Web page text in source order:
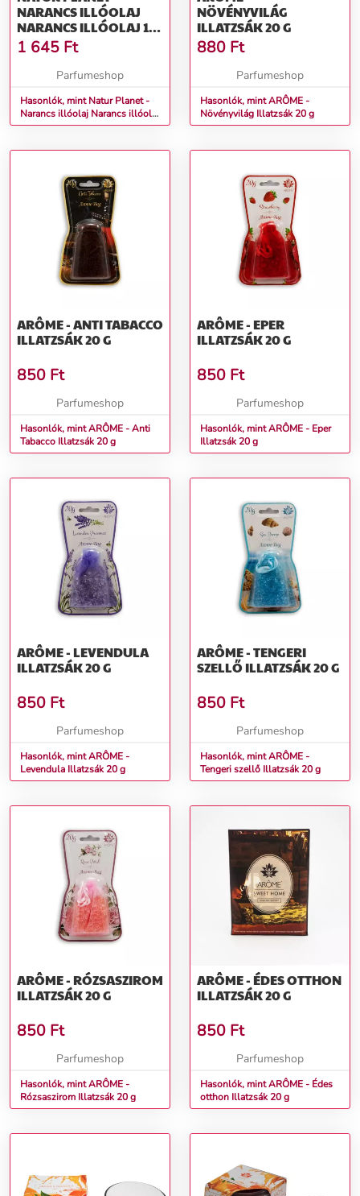
NARANCS ILLÓOLAJ
NARANCS ILLÓOLAJ 10
ML
1 645 Ft
Parfumeshop
Hasonlók, mint Natur Planet -
Narancs illóolaj Narancs illóolaj
10 ml
NÖVÉNYVILÁG
ILLATZSÁK 20 G
880 Ft
Parfumeshop
Hasonlók, mint ARÔME -
Növényvilág Illatzsák 20 g
ARÔME - ANTI TABACCO
ILLATZSÁK 20 G
850 Ft
Parfumeshop
Hasonlók, mint ARÔME - Anti
Tabacco Illatzsák 20 g
ARÔME - EPER
ILLATZSÁK 20 G
850 Ft
Parfumeshop
Hasonlók, mint ARÔME - Eper
Illatzsák 20 g
ARÔME - LEVENDULA
ILLATZSÁK 20 G
850 Ft
Parfumeshop
Hasonlók, mint ARÔME -
Levendula Illatzsák 20 g
ARÔME - TENGERI
SZELLŐ ILLATZSÁK 20 G
850 Ft
Parfumeshop
Hasonlók, mint ARÔME -
Tengeri szellő Illatzsák 20 g
ARÔME - RÓZSASZIROM
ILLATZSÁK 20 G
850 Ft
Parfumeshop
Hasonlók, mint ARÔME -
Rózsaszirom Illatzsák 20 g
ARÔME - ÉDES OTTHON
ILLATZSÁK 20 G
850 Ft
Parfumeshop
Hasonlók, mint ARÔME - Édes
otthon Illatzsák 20 g